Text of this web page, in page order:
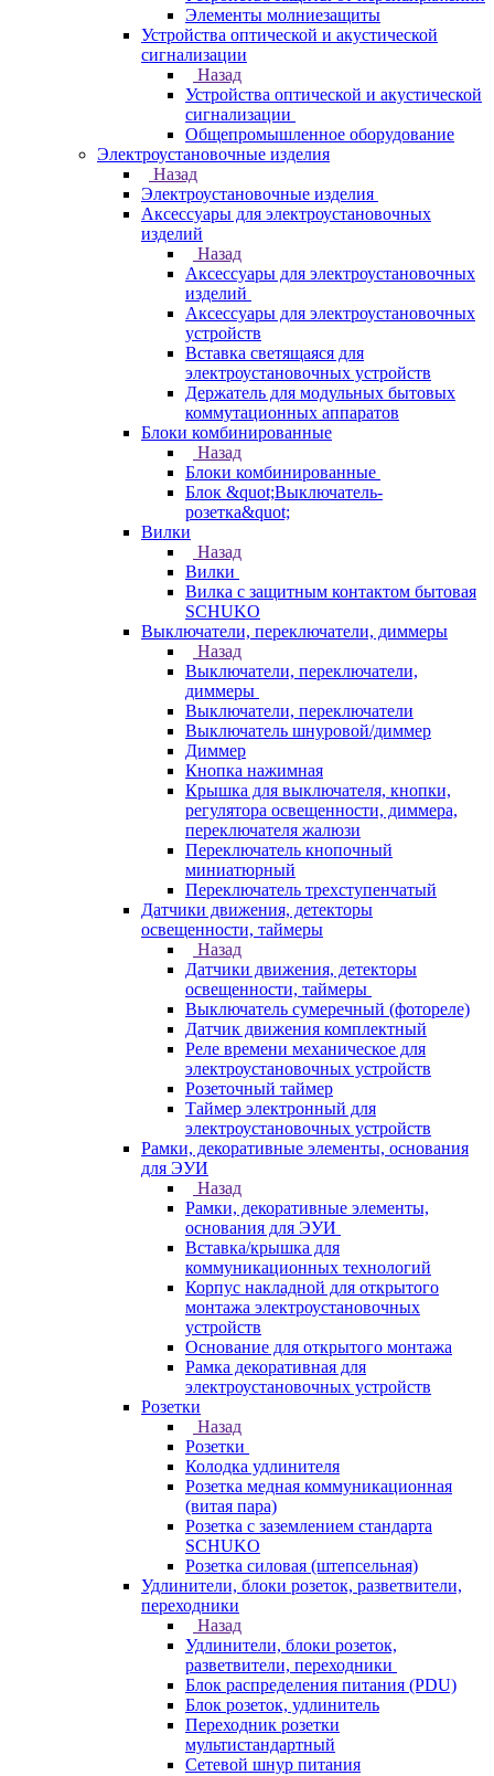
Элементы молниезащиты
Устройства оптической и акустической
сигнализации
Назад
Устройства оптической и акустической
сигнализации
Общепромышленное оборудование
Электроустановочные изделия
Назад
Электроустановочные изделия
Аксессуары для электроустановочных
изделий
Назад
Аксессуары для электроустановочных
изделий
Аксессуары для электроустановочных
устройств
Вставка светящаяся для
электроустановочных устройств
Держатель для модульных бытовых
коммутационных аппаратов
Блоки комбинированные
Назад
Блоки комбинированные
Блок &quot;Выключатель-
розетка&quot;
Вилки
Назад
Вилки
Вилка с защитным контактом бытовая
SCHUKO
Выключатели, переключатели, диммеры
Назад
Выключатели, переключатели,
диммеры
Выключатели, переключатели
Выключатель шнуровой/диммер
Диммер
Кнопка нажимная
Крышка для выключателя, кнопки,
регулятора освещенности, диммера,
переключателя жалюзи
Переключатель кнопочный
миниатюрный
Переключатель трехступенчатый
Датчики движения, детекторы
освещенности, таймеры
Назад
Датчики движения, детекторы
освещенности, таймеры
Выключатель сумеречный (фотореле)
Датчик движения комплектный
Реле времени механическое для
электроустановочных устройств
Розеточный таймер
Таймер электронный для
электроустановочных устройств
Рамки, декоративные элементы, основания
для ЭУИ
Назад
Рамки, декоративные элементы,
основания для ЭУИ
Вставка/крышка для
коммуникационных технологий
Корпус накладной для открытого
монтажа электроустановочных
устройств
Основание для открытого монтажа
Рамка декоративная для
электроустановочных устройств
Розетки
Назад
Розетки
Колодка удлинителя
Розетка медная коммуникационная
(витая пара)
Розетка с заземлением стандарта
SCHUKO
Розетка силовая (штепсельная)
Удлинители, блоки розеток, разветвители,
переходники
Назад
Удлинители, блоки розеток,
разветвители, переходники
Блок распределения питания (PDU)
Блок розеток, удлинитель
Переходник розетки
мультистандартный
Сетевой шнур питания